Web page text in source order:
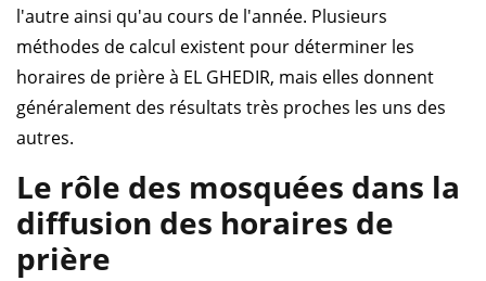
l'autre ainsi qu'au cours de l'année. Plusieurs
méthodes de calcul existent pour déterminer les
horaires de prière à EL GHEDIR, mais elles donnent
généralement des résultats très proches les uns des
autres.
Le rôle des mosquées dans la
diffusion des horaires de
prière